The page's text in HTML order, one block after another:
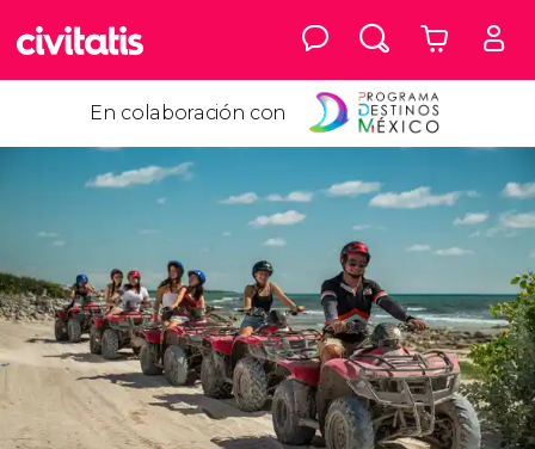
En colaboración con